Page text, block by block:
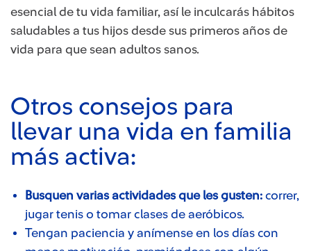
esencial de tu vida familiar​, así le inculcarás hábitos
saludables a tus hijos desde sus primeros años de
vida para que sean adultos sanos.
Otros consejos para
llevar una vida en familia
más activa:
Busquen varias actividades que les gusten: correr,
jugar tenis o tomar clases de aeróbicos.
Tengan paciencia y anímense en los días con